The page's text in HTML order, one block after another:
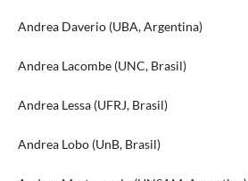
Andrea Daverio (UBA, Argentina)
Andrea Lacombe (UNC, Brasil)
Andrea Lessa (UFRJ, Brasil)
Andrea Lobo (UnB, Brasil)